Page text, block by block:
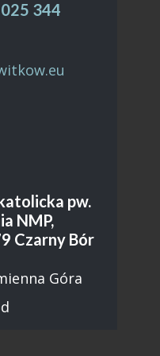
344
pw.
NMP,
Czarny Bór
Góra